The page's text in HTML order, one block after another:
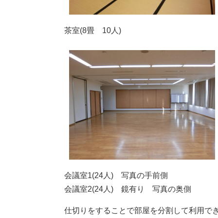
茶室(8畳 10人)
会議室1(24人) 写真の手前側
会議室2(24人) 鏡有り 写真の奥側
仕切りをすることで部屋を分割して利用で